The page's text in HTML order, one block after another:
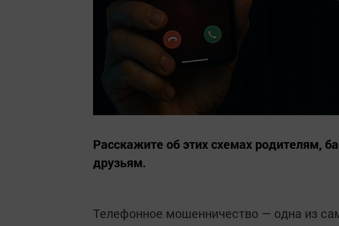
Расскажите об этих схемах родителям,
друзьям.
Телефонное мошенничество — одна из